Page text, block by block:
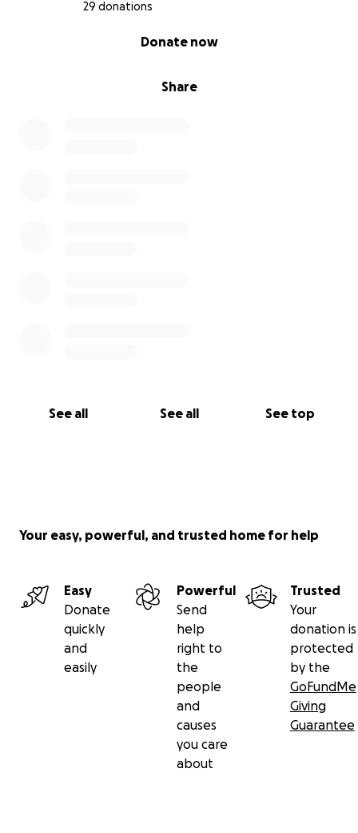
29 donations
Share
Donate now
See all See all See top
Your easy, powerful, and trusted home for help
Easy
Donate
quickly
and
easily
Powerful
Send
help
right to
the
people
and
causes
you care
about
Trusted
Your
donation is
protected
by the
GoFundMe
Giving
Guarantee